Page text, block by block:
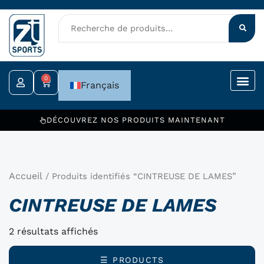
Aller
au
contenu
0
Panier Français
DÉCOUVREZ NOS PRODUITS MAINTENANT
Accueil / Produits identifiés “CINTREUSE DE LAMES”
CINTREUSE DE LAMES
2 résultats affichés
☰ PRODUCTS